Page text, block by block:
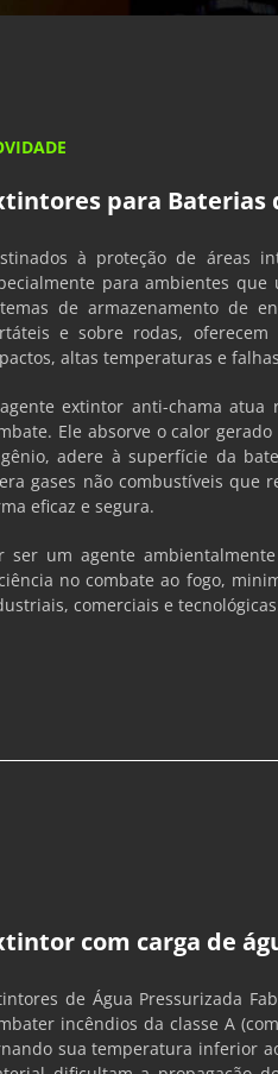
para Baterias
à proteção de áreas
para ambientes
de armazenamento de
e sobre rodas,
altas temperaturas e
extintor anti-chama
Ele absorve o calor
adere à superfície da
gases não combustíveis que
eficaz e segura.
ser um agente
no combate ao fogo,
comerciais e
com carga de
de Água Pressurizada
incêndios da classe A
sua temperatura inferior